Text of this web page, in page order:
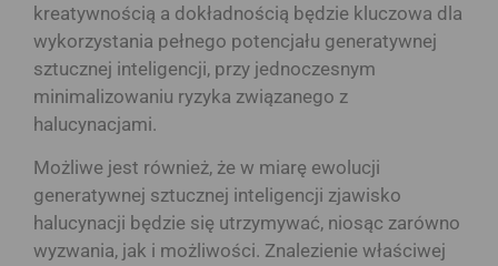
kreatywnością a dokładnością będzie kluczowa dla
wykorzystania pełnego potencjału generatywnej
sztucznej inteligencji, przy jednoczesnym
minimalizowaniu ryzyka związanego z
halucynacjami.
Możliwe jest również, że w miarę ewolucji
generatywnej sztucznej inteligencji zjawisko
halucynacji będzie się utrzymywać, niosąc zarówno
wyzwania, jak i możliwości. Znalezienie właściwej